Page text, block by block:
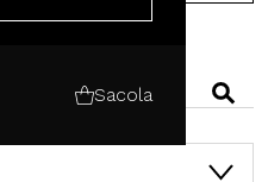
Sacola